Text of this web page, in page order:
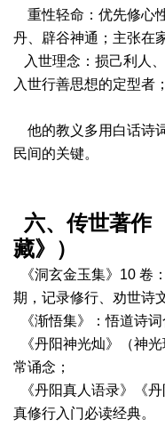
重性轻命：优先修心
丹、辟谷神通；主张在
入世理念：损己利人
入世行善思想的定型者；
他的教义多用白话诗
民间的关键。
六、传世著作
藏》）
《洞玄金玉集》10 卷
期，记录修行、劝世诗
《渐悟集》：悟道诗词
《丹阳神光灿》（神
常诵念；
《丹阳真人语录》《
真修行入门必读经典。